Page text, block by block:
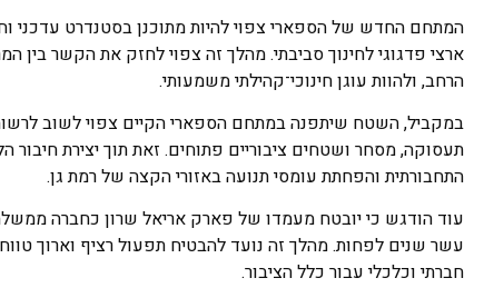
המתחם החדש של הספארי צפוי להיות מתוכנן בסטנדרט עדכני
ארצי פדגוגי לחינוך סביבתי. מהלך זה צפוי לחזק את הקשר בין
הרחב, ולהוות עוגן חינוכי־קהילתי משמעותי.
במקביל, השטח שיתפנה במתחם הספארי הקיים צפוי לשוב
תעסוקה, מסחר ושטחים ציבוריים פתוחים. זאת תוך יצירת חיבור
התחבורתית והפחתת עומסי תנועה באזורי הקצה של רמת גן.
עוד הודגש כי יובטח מעמדו של פארק אריאל שרון כחברה
עשר שנים לפחות. מהלך זה נועד להבטיח תפעול רציף וארוך
חברתי וכלכלי עבור כלל הציבור.